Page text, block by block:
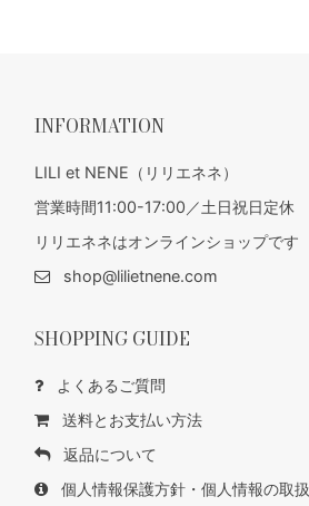
INFORMATION
LILI et NENE（リリエネネ）
営業時間11:00-17:00／土日祝日定休
リリエネネはオンラインショップです
shop@lilietnene.com
SHOPPING GUIDE
よくあるご質問
送料とお支払い方法
返品について
個人情報保護方針・個人情報の取